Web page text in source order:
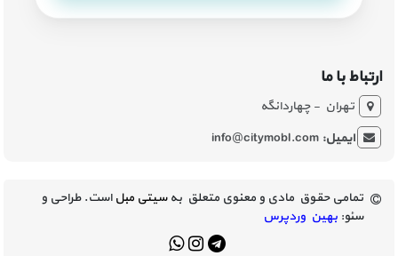
ارتباط با ما
تهران - چهاردانگه
ایمیل:info@citymobl.com
تمامی حقوق مادی و معنوی متعلق بهسیتی مبلاست. طراحی و
سئو: بهین وردپرس